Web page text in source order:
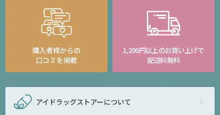
購入者様からの
口コミを掲載
1,200円以上のお買い上げで
配送料無料
アイドラッグストアーについて